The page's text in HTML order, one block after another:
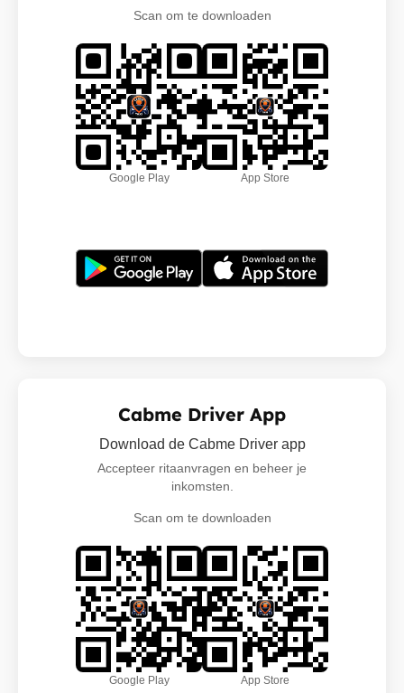
Scan om te downloaden
Google Play App Store
Cabme Driver App
Download de Cabme Driver app
Accepteer ritaanvragen en beheer je
inkomsten.
Scan om te downloaden
Google Play App Store